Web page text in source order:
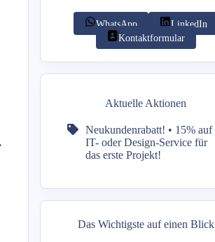
WhatsApp
LinkedIn
Kontaktformular
Aktuelle Aktionen
Neukundenrabatt! • 15% auf
IT- oder Design-Service für
das erste Projekt!
Das Wichtigste auf einen Blick